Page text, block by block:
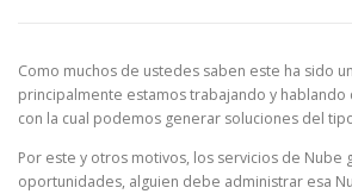
Como muchos de ustedes saben este ha sido
principalmente estamos trabajando y hablando
con la cual podemos generar soluciones del
Por este y otros motivos, los servicios de Nube
oportunidades, alguien debe administrar esa